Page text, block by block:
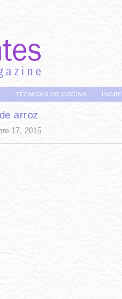
TÉCNICAS DE COCINA
arroz
17, 2015